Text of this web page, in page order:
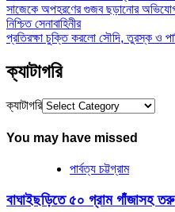
সাজেকে অপহরণের গুজব ছড়ানোর
নিশ্চিত সেনাবাহিনীর
প্রতিরক্ষা চুক্তি করলো সৌদি, তুরস্ক ও
ক্যাটাগরি
ক্যাটাগরি
You may have missed
পার্বত্য চট্টগ্রাম
বাঘাইছড়িতে ৫০ গ্রাম গাঁজাসহ